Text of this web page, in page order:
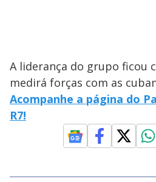
A liderança do grupo ficou
medirá forças com as
Acompanhe a página do
R7!